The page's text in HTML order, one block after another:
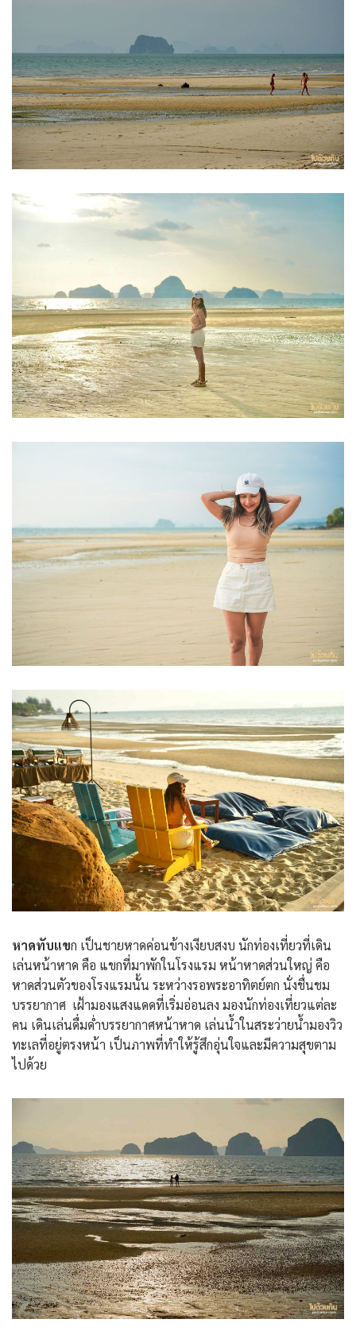
หาดทับแขก เป็นชายหาดค่อนข้างเงียบสงบ นักท่องเที่ยวที่เดิน
เล่นหน้าหาด คือ แขกที่มาพักในโรงแรม หน้าหาดส่วนใหญ่ คือ
หาดส่วนตัวของโรงแรมนั้น ระหว่างรอพระอาทิตย์ตก นั่งชื่นชม
บรรยากาศ เฝ้ามองแสงแดดที่เริ่มอ่อนลง มองนักท่องเที่ยวแต่ละ
คน เดินเล่นดื่มด่ำบรรยากาศหน้าหาด เล่นน้ำในสระว่ายน้ำมองวิว
ทะเลที่อยู่ตรงหน้า เป็นภาพที่ทำให้รู้สึกอุ่นใจและมีความสุขตาม
ไปด้วย